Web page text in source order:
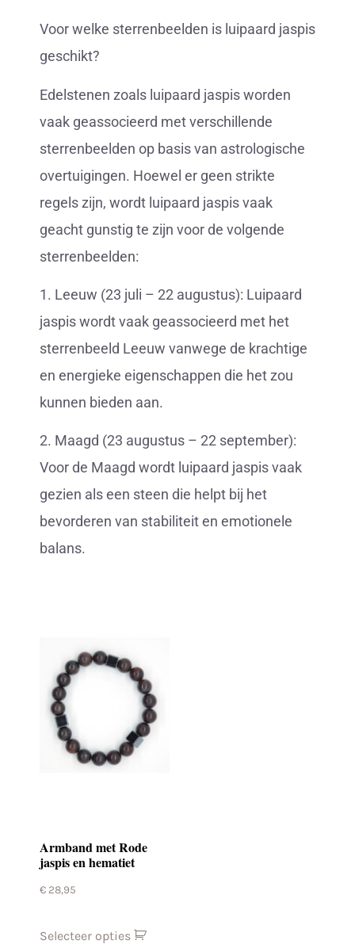
Voor welke sterrenbeelden is luipaard jaspis
geschikt?
Edelstenen zoals luipaard jaspis worden
vaak geassocieerd met verschillende
sterrenbeelden op basis van astrologische
overtuigingen. Hoewel er geen strikte
regels zijn, wordt luipaard jaspis vaak
geacht gunstig te zijn voor de volgende
sterrenbeelden:
1. Leeuw (23 juli – 22 augustus): Luipaard
jaspis wordt vaak geassocieerd met het
sterrenbeeld Leeuw vanwege de krachtige
en energieke eigenschappen die het zou
kunnen bieden aan.
2. Maagd (23 augustus – 22 september):
Voor de Maagd wordt luipaard jaspis vaak
gezien als een steen die helpt bij het
bevorderen van stabiliteit en emotionele
balans.
Armband met Rode
jaspis en hematiet
€ 28,95
Selecteer opties